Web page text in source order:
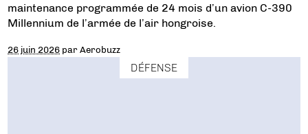
maintenance programmée de 24 mois d’un avion C-390
Millennium de l’armée de l’air hongroise.
26 juin 2026 parAerobuzz
DÉFENSE